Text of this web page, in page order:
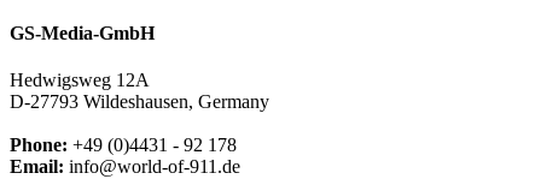
GS-Media-GmbH
Hedwigsweg 12A
D-27793 Wildeshausen, Germany
Phone: +49 (0)4431 - 92 178
Email: info@world-of-911.de